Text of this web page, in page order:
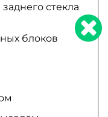
стекла
блоков